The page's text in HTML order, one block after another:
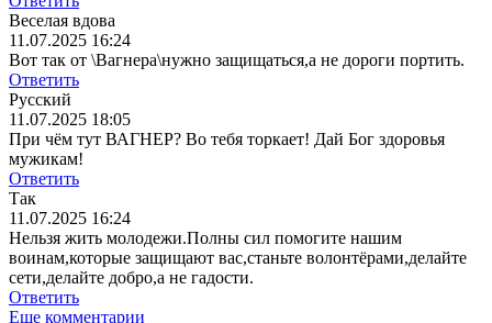
Веселая вдова
11.07.2025 16:24
Вот так от \Вагнера\нужно защищаться,а не дороги портить.
Ответить
Русский
11.07.2025 18:05
При чём тут ВАГНЕР? Во тебя торкает! Дай Бог здоровья
мужикам!
Ответить
Так
11.07.2025 16:24
Нельзя жить молодежи.Полны сил помогите нашим
воинам,которые защищают вас,станьте волонтёрами,делайте
сети,делайте добро,а не гадости.
Ответить
Еще комментарии